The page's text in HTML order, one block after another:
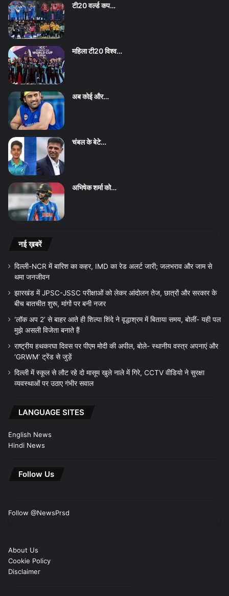
टी20 वर्ल्ड कप…
महिला टी20 विश्व…
अब कोई और…
चंबल के बेटे…
अभिषेक शर्मा को…
नई ख़बरें
दिल्ली-NCR में बारिश का कहर, IMD का रेड अलर्ट जारी; जलभराव और जाम से
थमा जनजीवन
झारखंड में JPSC-JSSC परीक्षाओं को लेकर आंदोलन तेज, छात्रों और सरकार के
बीच बातचीत शुरू, मांगों पर बनी नजर
‘लॉक अप 2’ से बाहर आते ही शिल्पा शिंदे ने वृद्धाश्रम में बिताया समय, बोलीं- यही पल
मुझे असली विजेता बनाते हैं
राष्ट्रीय हथकरघा दिवस पर पीएम मोदी की अपील, बोले- स्थानीय वस्त्र अपनाएं और
‘GRWM’ ट्रेंड से जुड़ें
दिल्ली में स्कूल से लौट रहे दो मासूम खुले नाले में गिरे, CCTV वीडियो ने सुरक्षा
व्यवस्थाओं पर उठाए गंभीर सवाल
LANGUAGE SITES
English News
Hindi News
Follow Us
Follow @NewsPrsd
About Us
Cookie Policy
Disclaimer